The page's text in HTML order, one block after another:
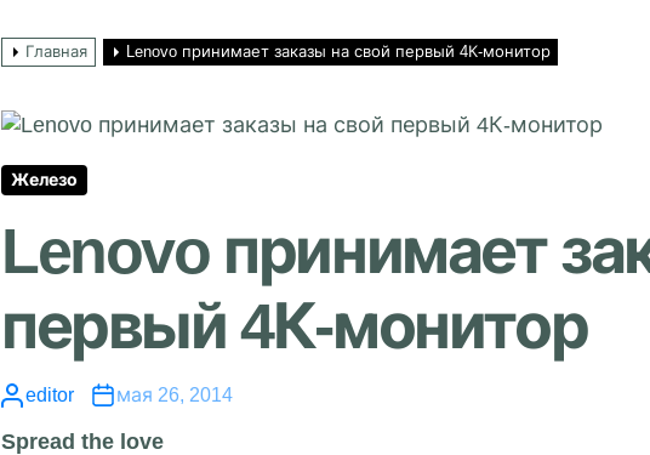
Главная Lenovo принимает заказы на свой первый 4К-монитор
Железо
Lenovo принимает
первый 4К-монитор
editor мая 26, 2014
Spread the love